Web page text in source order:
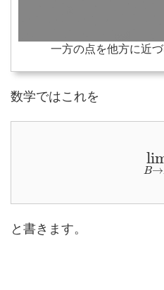
一方の点を他方に近
数学ではこれを
B→
と書きます。